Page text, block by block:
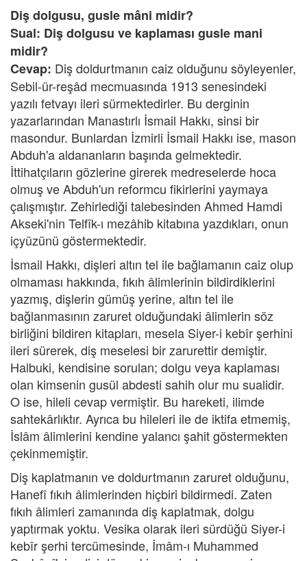
Diş dolgusu, gusle mâni midir?
Sual: Diş dolgusu ve kaplaması gusle mani
midir?
Cevap: Diş doldurtmanın caiz olduğunu söyleyenler,
Sebil-ür-reşâd mecmuasında 1913 senesindeki
yazılı fetvayı ileri sürmektedirler. Bu derginin
yazarlarından Manastırlı İsmail Hakkı, sinsi bir
masondur. Bunlardan İzmirli İsmail Hakkı ise, mason
Abduh'a aldananların başında gelmektedir.
İttihatçıların gözlerine girerek medreselerde hoca
olmuş ve Abduh'un reformcu fikirlerini yaymaya
çalışmıştır. Zehirlediği talebesinden Ahmed Hamdi
Akseki'nin Telfîk-ı mezâhib kitabına yazdıkları, onun
içyüzünü göstermektedir.
İsmail Hakkı, dişleri altın tel ile bağlamanın caiz olup
olmaması hakkında, fıkıh âlimlerinin bildirdiklerini
yazmış, dişlerin gümüş yerine, altın tel ile
bağlanmasının zaruret olduğundaki âlimlerin söz
birliğini bildiren kitapları, mesela Siyer-i kebîr şerhini
ileri sürerek, diş meselesi bir zarurettir demiştir.
Halbuki, kendisine sorulan; dolgu veya kaplaması
olan kimsenin gusül abdesti sahih olur mu sualidir.
O ise, hileli cevap vermiştir. Bu hareketi, ilimde
sahtekârlıktır. Ayrıca bu hileleri ile de iktifa etmemiş,
İslâm âlimlerini kendine yalancı şahit göstermekten
çekinmemiştir.
Diş kaplatmanın ve doldurtmanın zaruret olduğunu,
Hanefî fıkıh âlimlerinden hiçbiri bildirmedi. Zaten
fıkıh âlimleri zamanında diş kaplatmak, dolgu
yaptırmak yoktu. Vesika olarak ileri sürdüğü Siyer-i
kebîr şerhi tercümesinde, İmâm-ı Muhammed